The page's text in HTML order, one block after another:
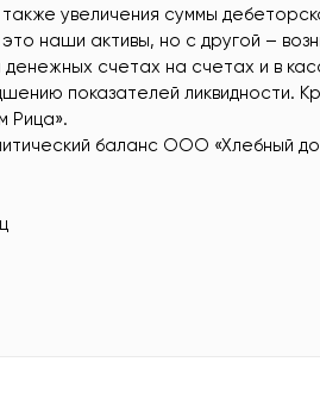
увеличения суммы
наши активы, но с другой –
денежных счетах на счетах и в
показателей ликвидности.
Рица».
баланс ООО «Хлебный